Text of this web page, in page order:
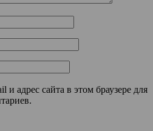
и адрес сайта в этом браузере для